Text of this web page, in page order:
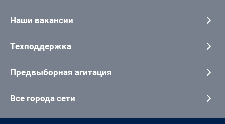
Наши вакансии
Техподдержка
Предвыборная агитация
Все города сети